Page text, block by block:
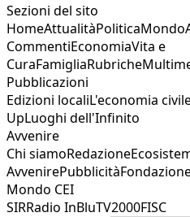
Sezioni del sito
HomeAttualitàPoliticaMondo
CommentiEconomiaVita e
CuraFamigliaRubriche
Pubblicazioni
Edizioni localiL'economia
UpLuoghi dell'Infinito
Avvenire
Chi siamoRedazione
AvvenirePubblicità
Mondo CEI
SIRRadio InBluTV2000FISC